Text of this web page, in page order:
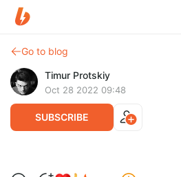
Go to blog
Timur Protskiy
Oct 28 2022 09:48
SUBSCRIBE
ТИМ БЁРТОН.